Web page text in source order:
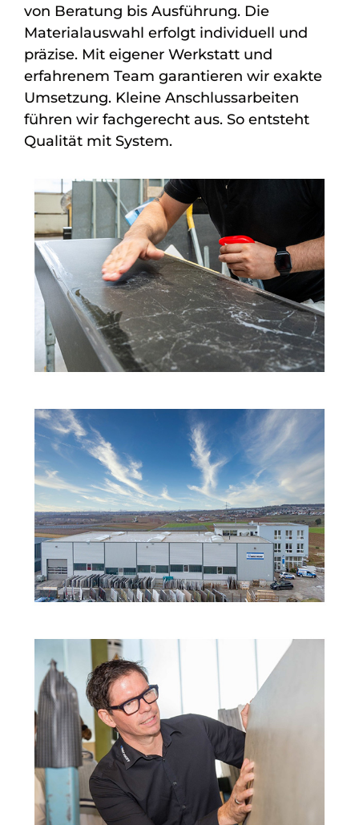
von Beratung bis Ausführung. Die
Materialauswahl erfolgt individuell und
präzise. Mit eigener Werkstatt und
erfahrenem Team garantieren wir exakte
Umsetzung. Kleine Anschlussarbeiten
führen wir fachgerecht aus. So entsteht
Qualität mit System.